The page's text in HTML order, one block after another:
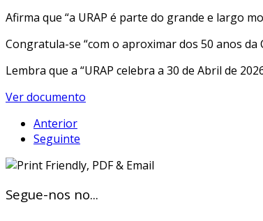
Afirma que “a URAP é parte do grande e largo
Congratula-se “com o aproximar dos 50 anos
Lembra que a “URAP celebra a 30 de Abril de
Ver documento
Anterior
Seguinte
Segue-nos no...